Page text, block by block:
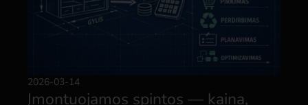
2026-03-14
Įmontuojamos spintos — kaina,